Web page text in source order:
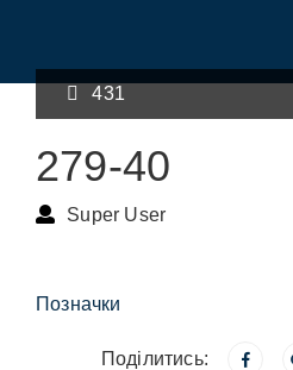
431
279-40
Super User
Позначки
Поділитись: